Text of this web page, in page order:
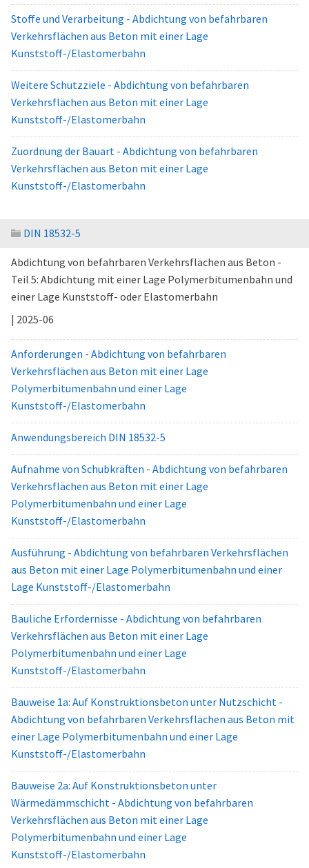
Stoffe und Verarbeitung - Abdichtung von befahrbaren
Verkehrsflächen aus Beton mit einer Lage
Kunststoff-/Elastomerbahn
Weitere Schutzziele - Abdichtung von befahrbaren
Verkehrsflächen aus Beton mit einer Lage
Kunststoff-/Elastomerbahn
Zuordnung der Bauart - Abdichtung von befahrbaren
Verkehrsflächen aus Beton mit einer Lage
Kunststoff-/Elastomerbahn
DIN 18532-5
Abdichtung von befahrbaren Verkehrsflächen aus Beton -
Teil 5: Abdichtung mit einer Lage Polymerbitumenbahn und
einer Lage Kunststoff- oder Elastomerbahn
| 2025-06
Anforderungen - Abdichtung von befahrbaren
Verkehrsflächen aus Beton mit einer Lage
Polymerbitumenbahn und einer Lage
Kunststoff-/Elastomerbahn
Anwendungsbereich DIN 18532-5
Aufnahme von Schubkräften - Abdichtung von befahrbaren
Verkehrsflächen aus Beton mit einer Lage
Polymerbitumenbahn und einer Lage
Kunststoff-/Elastomerbahn
Ausführung - Abdichtung von befahrbaren Verkehrsflächen
aus Beton mit einer Lage Polymerbitumenbahn und einer
Lage Kunststoff-/Elastomerbahn
Bauliche Erfordernisse - Abdichtung von befahrbaren
Verkehrsflächen aus Beton mit einer Lage
Polymerbitumenbahn und einer Lage
Kunststoff-/Elastomerbahn
Bauweise 1a: Auf Konstruktionsbeton unter Nutzschicht -
Abdichtung von befahrbaren Verkehrsflächen aus Beton mit
einer Lage Polymerbitumenbahn und einer Lage
Kunststoff-/Elastomerbahn
Bauweise 2a: Auf Konstruktionsbeton unter
Wärmedämmschicht - Abdichtung von befahrbaren
Verkehrsflächen aus Beton mit einer Lage
Polymerbitumenbahn und einer Lage
Kunststoff-/Elastomerbahn